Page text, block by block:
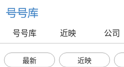
号号库 近映 公司
最新 近映